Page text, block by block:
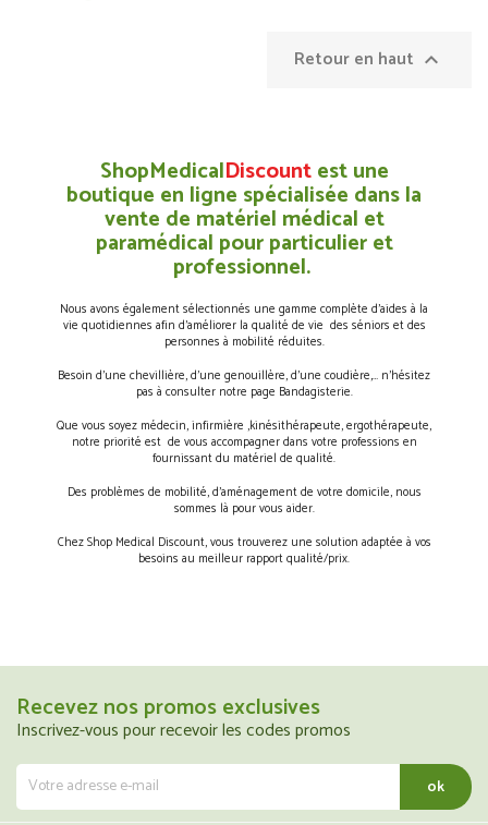
Retour en haut 
ShopMedicalDiscountest une
boutique en ligne spécialisée dans la
vente de matériel médical et
paramédical pour particulier et
professionnel.
Nous avons également sélectionnés une gamme complète d’aides à la
vie quotidiennes afin d’améliorer la qualité de vie des séniors et des
personnes à mobilité réduites.
Besoin d’une chevillière, d’une genouillère, d’une coudière,… n’hésitez
pas à consulter notre page Bandagisterie.
Que vous soyez médecin, infirmière ,kinésithérapeute, ergothérapeute,
notre priorité est de vous accompagner dans votre professions en
fournissant du matériel de qualité.
Des problèmes de mobilité, d’aménagement de votre domicile, nous
sommes là pour vous aider.
Chez Shop Medical Discount, vous trouverez une solution adaptée à vos
besoins au meilleur rapport qualité/prix.
Recevez nos promos exclusives
Inscrivez-vous pour recevoir les codes promos